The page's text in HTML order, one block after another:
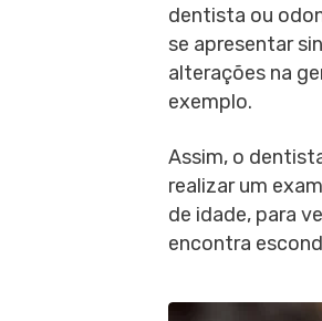
dentista ou
se apresentar
alterações na
exemplo.
Assim, o
realizar um
de idade, para
encontra